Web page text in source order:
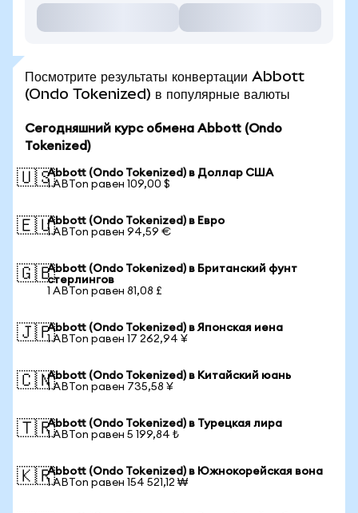
Посмотрите результаты конвертации Abbott
(Ondo Tokenized) в популярные валюты
Сегодняшний курс обмена Abbott (Ondo
Tokenized)
🇺🇸Abbott (Ondo Tokenized) в Доллар США
1 ABTon равен 109,00 $
🇪🇺Abbott (Ondo Tokenized) в Евро
1 ABTon равен 94,59 €
🇬🇧Abbott (Ondo Tokenized) в Британский фунт
стерлингов
1 ABTon равен 81,08 £
🇯🇵Abbott (Ondo Tokenized) в Японская иена
1 ABTon равен 17 262,94 ¥
🇨🇳Abbott (Ondo Tokenized) в Китайский юань
1 ABTon равен 735,58 ¥
🇹🇷Abbott (Ondo Tokenized) в Турецкая лира
1 ABTon равен 5 199,84 ₺
🇰🇷Abbott (Ondo Tokenized) в Южнокорейская вона
1 ABTon равен 154 521,12 ₩